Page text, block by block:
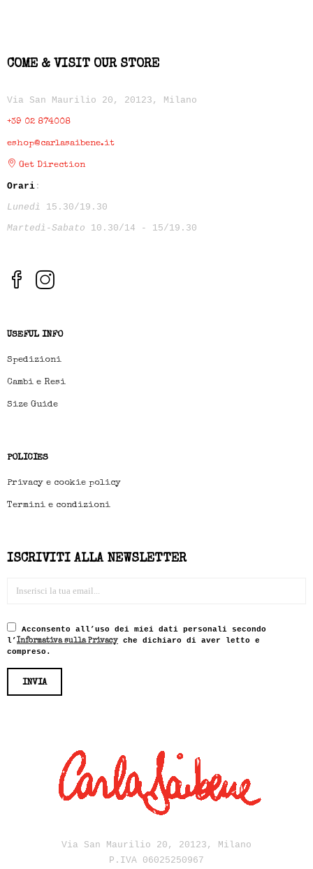
COME & VISIT OUR STORE
Via San Maurilio 20, 20123, Milano
+39 02 874008
eshop@carlasaibene.it
Get Direction
Orari :
Lunedì 15.30/19.30
Martedì-Sabato 10.30/14 - 15/19.30
USEFUL INFO
Spedizioni
Cambi e Resi
Size Guide
POLICIES
Privacy e cookie policy
Termini e condizioni
ISCRIVITI ALLA NEWSLETTER
Acconsento all’uso dei miei dati personali secondo
l’ Informativa sulla Privacy che dichiaro di aver letto e
compreso.
Via San Maurilio 20, 20123, Milano
P.IVA 06025250967